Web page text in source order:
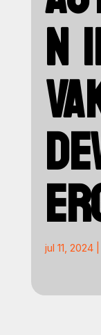
N
jul 11, 2024|